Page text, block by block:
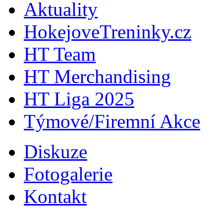
Aktuality
HokejoveTreninky.cz
HT Team
HT Merchandising
HT Liga 2025
Týmové/Firemní Akce
Diskuze
Fotogalerie
Kontakt